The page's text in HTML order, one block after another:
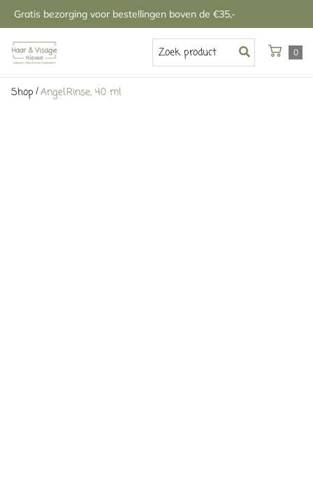
Gratis bezorging voor bestellingen boven de €35,-
0
Shop/Angel.Rinse, 40 ml